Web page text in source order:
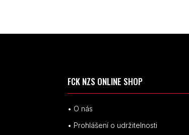
FCK NZS ONLINE SHOP
• O nás
• Prohlášení o udržitelnosti